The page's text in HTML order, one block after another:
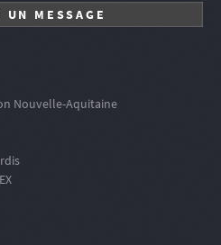
Nouvelle-Aquitaine